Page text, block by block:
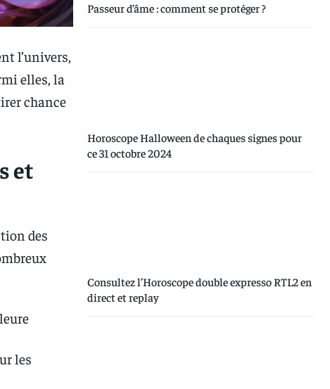
l’univers,
elles, la
chance
et
des
les
Passeur d’âme : comment se protéger ?
Horoscope Halloween de chaques signes pour
ce 31 octobre 2024
Consultez l’Horoscope double expresso RTL2 en
direct et replay